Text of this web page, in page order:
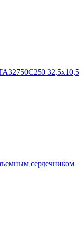
32,5x10,5
сердечником